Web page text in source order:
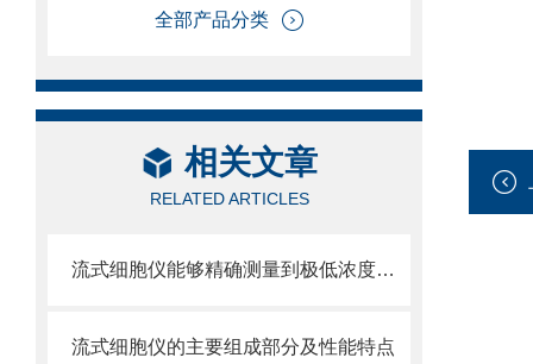
全部产品分类
相关文章
RELATED ARTICLES
流式细胞仪能够精确测量到极低浓度的标记物
流式细胞仪的主要组成部分及性能特点